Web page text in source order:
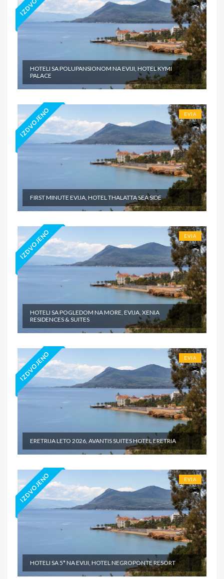
HOTELI SA POLUPANSIONOM NA EVIJI, HOTEL KYMI
PALACE
IZDVOJENO EVIA
FIRST MINUTE EVIJA, HOTEL THALATTA SEA SIDE
IZDVOJENO EVIA
HOTELI SA POGLEDOM NA MORE, EVIJA, XENIA
RESIDENCES & SUITES
IZDVOJENO EVIA
ERETRIJA LETO 2026, AVANTIS SUITES HOTEL ERETRIA
IZDVOJENO EVIA
HOTELI SA 5* NA EVIJI, HOTEL NEGROPONTE RESORT